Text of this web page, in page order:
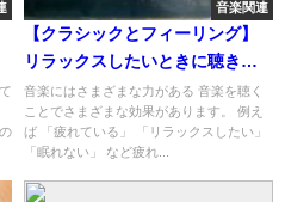
音楽関連
【クラシックとフィーリング】
リラックスしたいときに聴きた
くなるピアノ曲
音楽にはさまざまな力がある 音楽を聴く
ことでさまざまな効果があります。 例え
ば 「疲れている」 「リラックスしたい」
「眠れない」 など疲れ...